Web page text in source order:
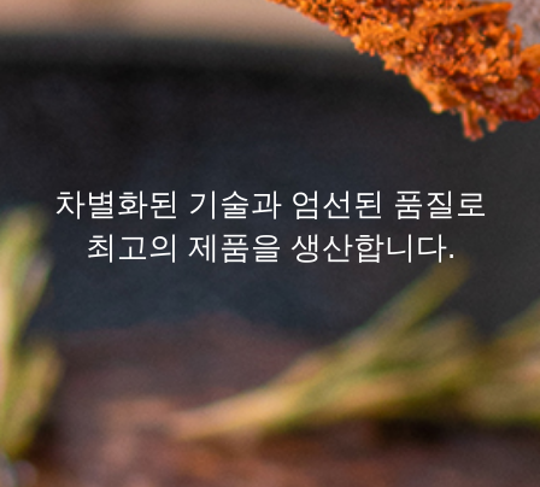
차별화된 기술과 엄선된 품질 로
최고의 제품을 생산합니다.